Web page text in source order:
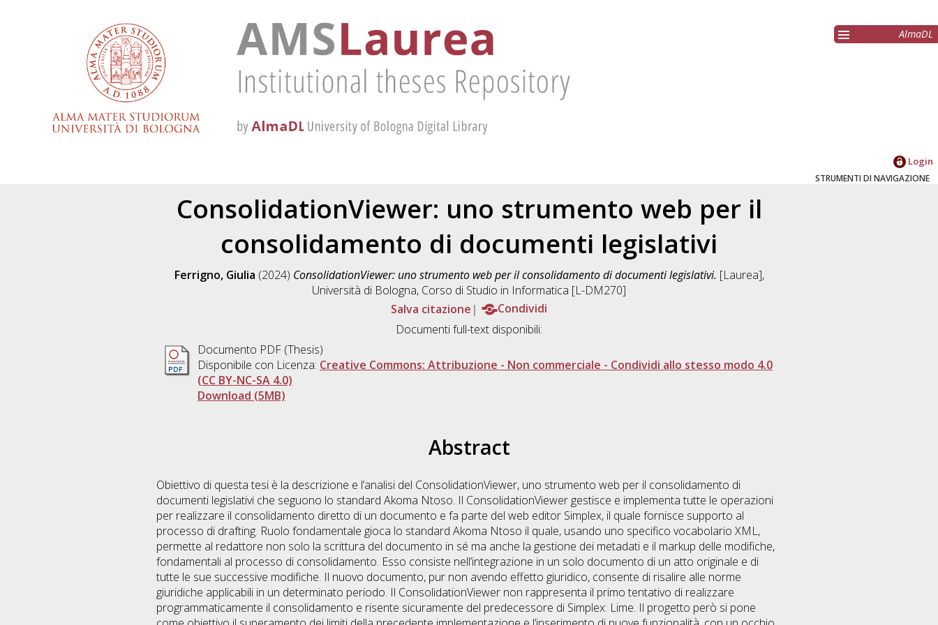
AlmaDL
Login
STRUMENTI DI NAVIGAZIONE
ConsolidationViewer: uno strumento web per il
consolidamento di documenti legislativi
Ferrigno, Giulia (2024) ConsolidationViewer: uno strumento web per il consolidamento di documenti legislativi. [Laurea],
Università di Bologna, Corso di Studio in Informatica [L-DM270]
Salva citazione
Condividi
Documenti full-text disponibili:
Documento PDF (Thesis)
Disponibile con Licenza: Creative Commons: Attribuzione - Non commerciale - Condividi allo stesso modo 4.0
(CC BY-NC-SA 4.0)
Download (5MB)
Abstract
Obiettivo di questa tesi è la descrizione e l’analisi del ConsolidationViewer, uno strumento web per il consolidamento di
documenti legislativi che seguono lo standard Akoma Ntoso. Il ConsolidationViewer gestisce e implementa tutte le operazioni
per realizzare il consolidamento diretto di un documento e fa parte del web editor Simplex, il quale fornisce supporto al
processo di drafting. Ruolo fondamentale gioca lo standard Akoma Ntoso il quale, usando uno specifico vocabolario XML,
permette al redattore non solo la scrittura del documento in sé ma anche la gestione dei metadati e il markup delle modifiche,
fondamentali al processo di consolidamento. Esso consiste nell’integrazione in un solo documento di un atto originale e di
tutte le sue successive modifiche. Il nuovo documento, pur non avendo effetto giuridico, consente di risalire alle norme
giuridiche applicabili in un determinato periodo. Il ConsolidationViewer non rappresenta il primo tentativo di realizzare
programmaticamente il consolidamento e risente sicuramente del predecessore di Simplex: Lime. Il progetto però si pone